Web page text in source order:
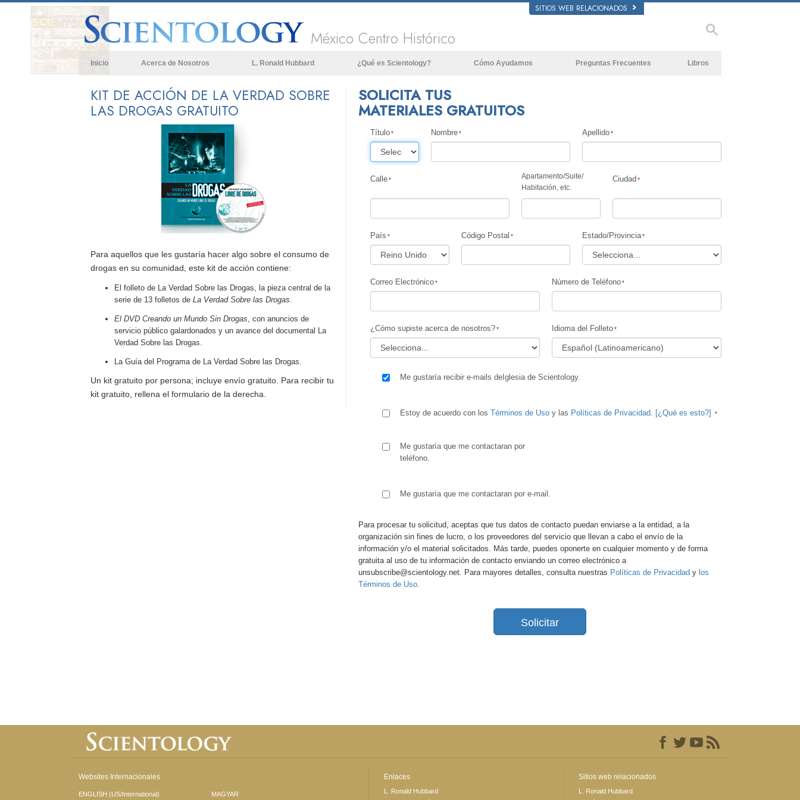
SITIOS WEB RELACIONADOS
México Centro Histórico
Inicio Acerca de Nosotros L. Ronald Hubbard ¿Qué es Scientology?
Credos y Códigos de Scientology
Qué dicen los Scientologists acerca
de Scientology
Conoce a un Scientologist
Dentro de una Iglesia
Los Principios Básicos de Scientology
Una Introducción a Dianética
Amor y Odio: ¿Qué es Grandeza?
Cómo Ayudamos Preguntas Frecuentes
La Organización de Scientology
Libros
Conferencias Introductorias
KIT DE ACCIÓN DE LA VERDAD SOBRE
LAS DROGAS GRATUITO
Para aquellos que les gustaría hacer algo sobre el consumo de
drogas en su comunidad, este kit de acción contiene:
El folleto de La Verdad Sobre las Drogas, la pieza central de la
serie de 13 folletos de La Verdad Sobre las Drogas.
El DVD Creando un Mundo Sin Drogas, con anuncios de
servicio público galardonados y un avance del documental La
Verdad Sobre las Drogas.
La Guía del Programa de La Verdad Sobre las Drogas.
Un kit gratuito por persona; incluye envío gratuito. Para recibir tu
kit gratuito, rellena el formulario de la derecha.
SOLICITA TUS
MATERIALES GRATUITOS
Título Nombre Apellido
Calle Apartamento/Suite/
Habitación, etc.
Ciudad
País Código Postal Estado/Provincia
Correo Electrónico Número de Teléfono
¿Cómo supiste acerca de nosotros? Idioma del Folleto
Me gustaría recibir e-mails deIglesia de Scientology.
Estoy de acuerdo con los Términos de Uso y las Políticas de Privacidad. [¿Qué es esto?]
Me gustaría que me contactaran por
teléfono.
Me gustaría que me contactaran por e-mail.
Para procesar tu solicitud, aceptas que tus datos de contacto puedan enviarse a la entidad, a la
organización sin fines de lucro, o los proveedores del servicio que llevan a cabo el envío de la
información y/o el material solicitados. Más tarde, puedes oponerte en cualquier momento y de forma
gratuita al uso de tu información de contacto enviando un correo electrónico a
unsubscribe@scientology.net. Para mayores detalles, consulta nuestras Políticas de Privacidad y los
Términos de Uso.
Solicitar
Websites Internacionales
ENGLISH (US/International) MAGYAR
Enlaces
L. Ronald Hubbard
Sitios web relacionados
L. Ronald Hubbard